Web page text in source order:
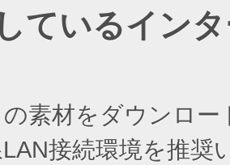
ているイン
の素材をダウンロ
接続環境を推奨